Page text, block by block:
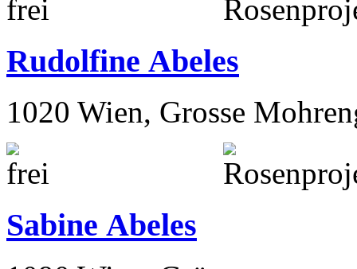
Rudolfine Abeles
1020 Wien, Grosse
Sabine Abeles